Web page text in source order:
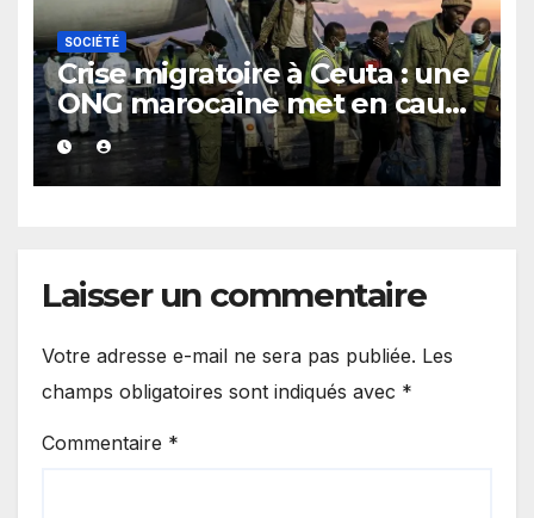
SOCIÉTÉ
Crise migratoire à Ceuta : une
ONG marocaine met en cause
les responsabilités de Rabat
et de Madrid
Laisser un commentaire
Votre adresse e-mail ne sera pas publiée. Les
champs obligatoires sont indiqués avec *
Commentaire *